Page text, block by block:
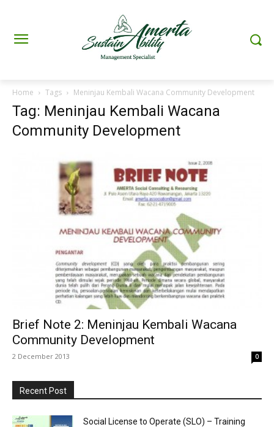
Home Tags Meninjau Kembali Wacana Community Development
Tag: Meninjau Kembali Wacana
Community Development
Brief Note 2: Meninjau Kembali Wacana
Community Development
2 December 2013 0
Recent Post
Social License to Operate (SLO) – Training